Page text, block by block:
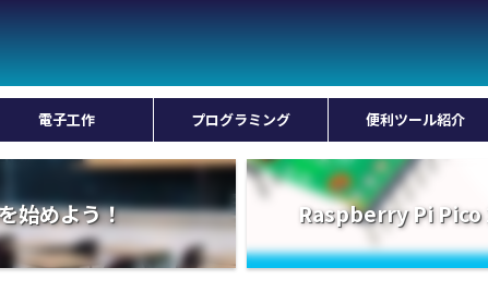
電子工作 プログラミング 便利ツール紹介
始めよう！ Raspberry Pi Pico